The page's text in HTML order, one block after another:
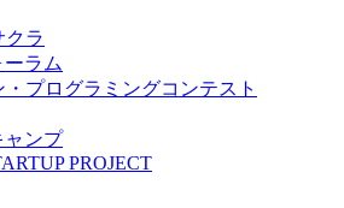
クラ
ラム
プログラミングコンテスト
ャンプ
PROJECT